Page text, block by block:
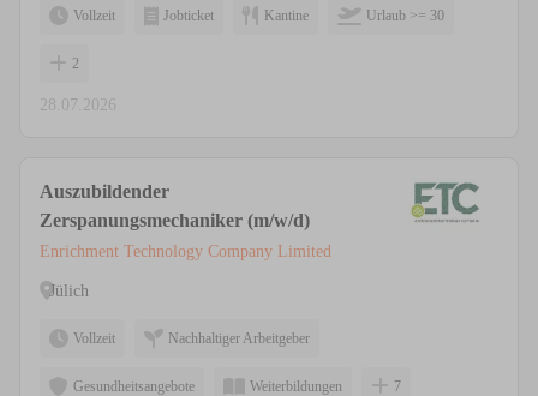
Vollzeit Jobticket Kantine Urlaub >= 30
2
28.07.2026
Auszubildender
Zerspanungsmechaniker (m/w/d)
Enrichment Technology Company Limited
Jülich
Vollzeit Nachhaltiger Arbeitgeber
Gesundheitsangebote Weiterbildungen 7